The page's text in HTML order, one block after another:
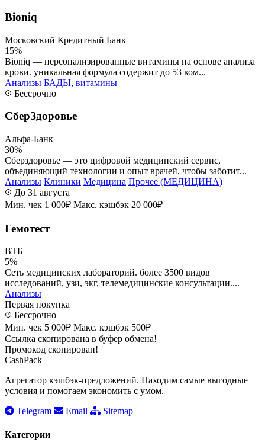
Bioniq
Московский Кредитный Банк
15%
Bioniq — персонализированные витамины на основе анализа
крови. уникальная формула содержит до 53 ком...
Анализы БАДЫ, витамины
Бессрочно
СберЗдоровье
Альфа-Банк
30%
Сберздоровье — это цифровой медицинский сервис,
объединяющий технологии и опыт врачей, чтобы заботит...
Анализы Клиники Медицина Прочее (МЕДИЦИНА)
До 31 августа
Мин. чек 1 000₽ Макс. кэшбэк 20 000₽
Гемотест
ВТБ
5%
Сеть медицинских лабораторий. более 3500 видов
исследований, узи, экг, телемедицинские консультации....
Анализы
Первая покупка
Бессрочно
Мин. чек 5 000₽ Макс. кэшбэк 500₽
Ссылка скопирована в буфер обмена!
Промокод скопирован!
CashPack
Агрегатор кэшбэк-предложений. Находим самые выгодные
условия и помогаем экономить с умом.
Telegram
Email Sitemap
Категории